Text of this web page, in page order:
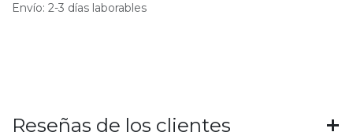
Envío: 2-3 días laborables
Reseñas de los clientes